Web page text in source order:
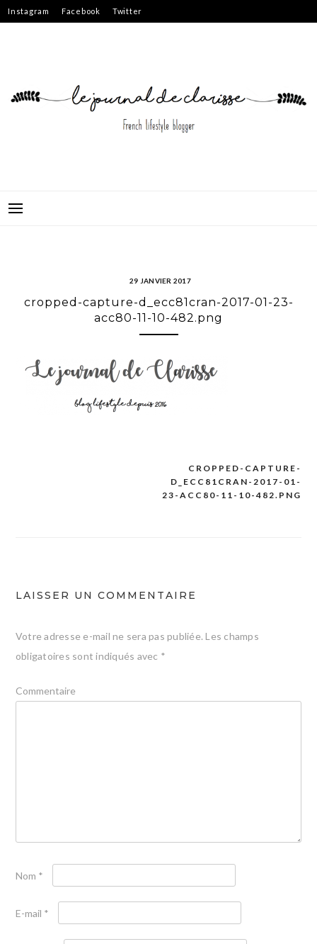
Skip
to
Instagram Facebook Twitter
29 JANVIER 2017
cropped-capture-d_ecc81cran-2017-01-23-
acc80-11-10-482.png
CROPPED-CAPTURE-
D_ECC81CRAN-2017-01-
23-ACC80-11-10-482.PNG
LAISSER UN COMMENTAIRE
Votre adresse e-mail ne sera pas publiée. Les champs
obligatoires sont indiqués avec *
Commentaire
Nom *
E-mail *